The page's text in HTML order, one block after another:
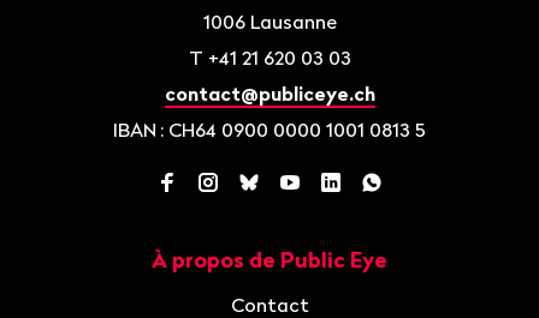
1006 Lausanne
T +41 21 620 03 03
contact@publiceye.ch
IBAN : CH64 0900 0000 1001 0813 5
Facebook
Instagram
BlueskyYouTube
LinkedInWhatsApp
À propos de Public Eye
Contact